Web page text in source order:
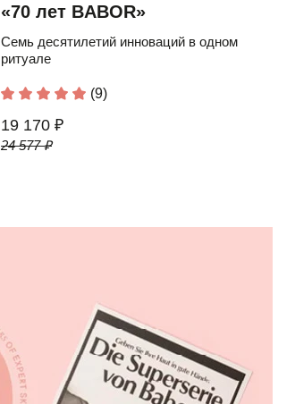
«70 лет BABOR»
Семь десятилетий инноваций в одном
ритуале
(9)
19 170 ₽
24 577 ₽